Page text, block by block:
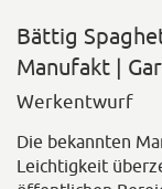
Bättig
Manufakt |
Werkentwurf
Die bekannten
Leichtigkeit